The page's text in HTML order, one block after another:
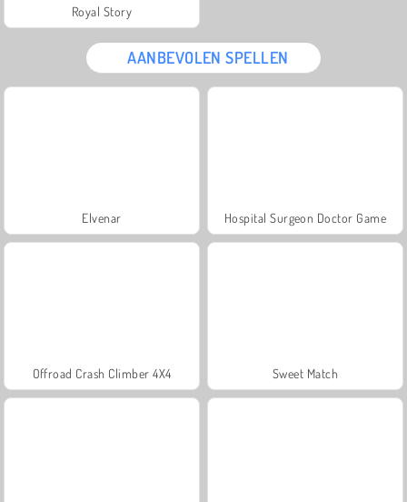
Royal Story
AANBEVOLEN SPELLEN
Elvenar Hospital Surgeon Doctor Game
Offroad Crash Climber 4X4 Sweet Match